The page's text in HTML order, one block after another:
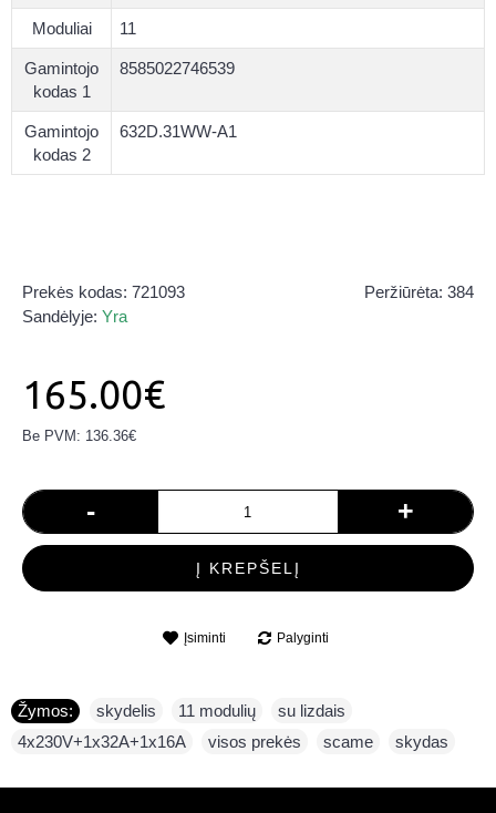
Moduliai 11
Gamintojo
kodas 1
8585022746539
Gamintojo
kodas 2
632D.31WW-A1
Peržiūrėta: 384
Prekės kodas: 721093
Sandėlyje: Yra
165.00€
Be PVM: 136.36€
- +
Į KREPŠELĮ
Įsiminti Palyginti
Žymos: skydelis 11 modulių su lizdais
4x230V+1x32A+1x16A
visos prekės scame skydas